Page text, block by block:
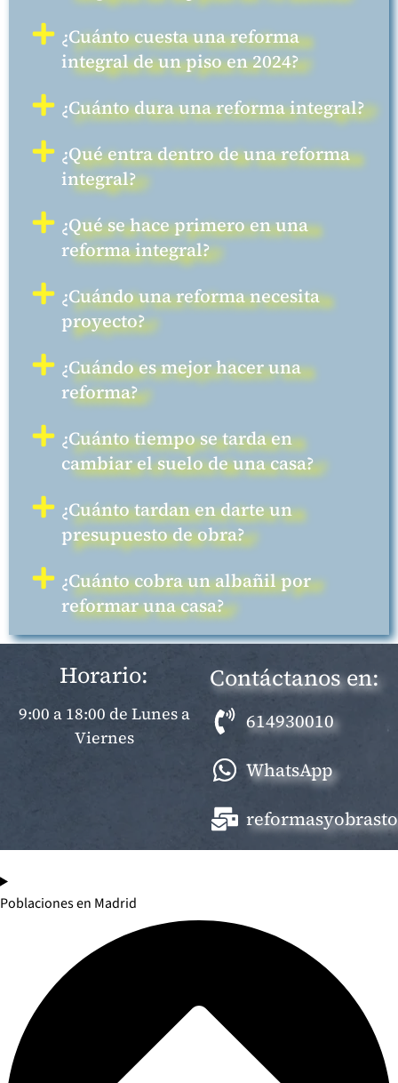
¿Cuánto cuesta una reforma
integral de un piso en 2024?
¿Cuánto dura una reforma integral?
¿Qué entra dentro de una reforma
integral?
¿Qué se hace primero en una
reforma integral?
¿Cuándo una reforma necesita
proyecto?
¿Cuándo es mejor hacer una
reforma?
¿Cuánto tiempo se tarda en
cambiar el suelo de una casa?
¿Cuánto tardan en darte un
presupuesto de obra?
¿Cuánto cobra un albañil por
reformar una casa?
Horario:
9:00 a 18:00 de Lunes a
Viernes
Contáctanos en:
614930010
WhatsApp
Poblaciones en Madrid